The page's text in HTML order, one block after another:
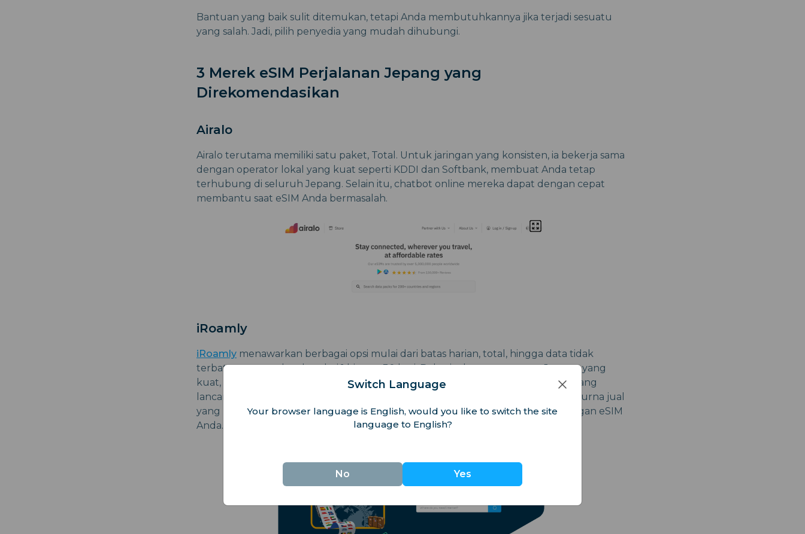
Bantuan yang baik sulit ditemukan, tetapi Anda membutuhkannya jika terjadi sesuatu
yang salah. Jadi, pilih penyedia yang mudah dihubungi.
3 Merek eSIM Perjalanan Jepang yang
Direkomendasikan
Airalo
Airalo terutama memiliki satu paket, Total. Untuk jaringan yang konsisten, ia bekerja sama
dengan operator lokal yang kuat seperti KDDI dan Softbank, membuat Anda tetap
terhubung di seluruh Jepang. Selain itu, chatbot online mereka dapat dengan cepat
membantu saat eSIM Anda bermasalah.
iRoamly
iRoamly menawarkan berbagai opsi mulai dari batas harian, total, hingga data tidak
terbatas, termasuk paket dari 1 hingga 30 hari. Bekerja dengan operator Jepang yang
kuat, seperti KDDI, Softbank, dan DOCOMO, ini membawa Anda akses internet yang
lancar di mana pun Anda berada. Selain itu, iRoamly memiliki beberapa saluran purna jual
yang mudah dijangkau untuk membantu Anda jika Anda memiliki masalah dengan eSIM
Anda.
Switch Language
Your browser language is English, would you like to switch the site
language to English?
No Yes